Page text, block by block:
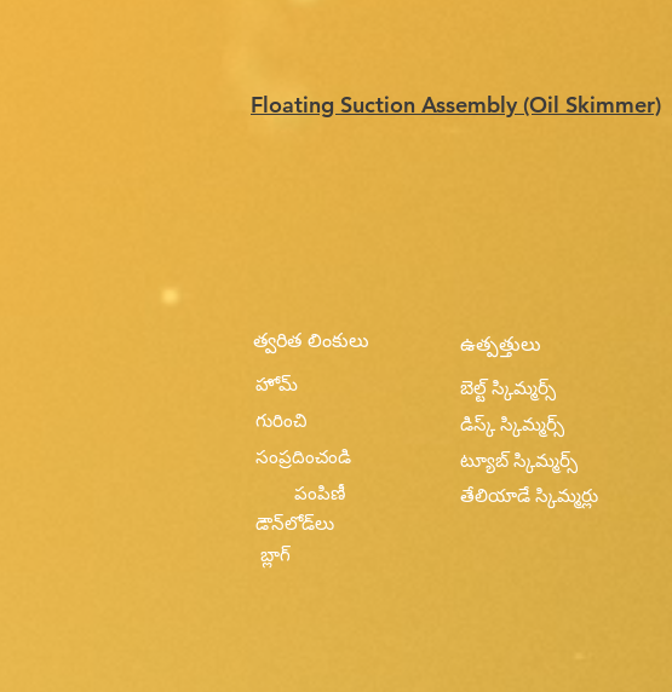
Floating Suction Assembly (Oil Skimmer)
త్వరిత లింకులు
హోమ్
గురించి
సంప్రదించండి
పంపిణీ
డౌన్‌లోడ్‌లు
బ్లాగ్
ఉత్పత్తులు
బెల్ట్ స్కిమ్మర్స్
డిస్క్ స్కిమ్మర్స్
ట్యూబ్ స్కిమ్మర్స్
తేలియాడే స్కిమ్మర్లు